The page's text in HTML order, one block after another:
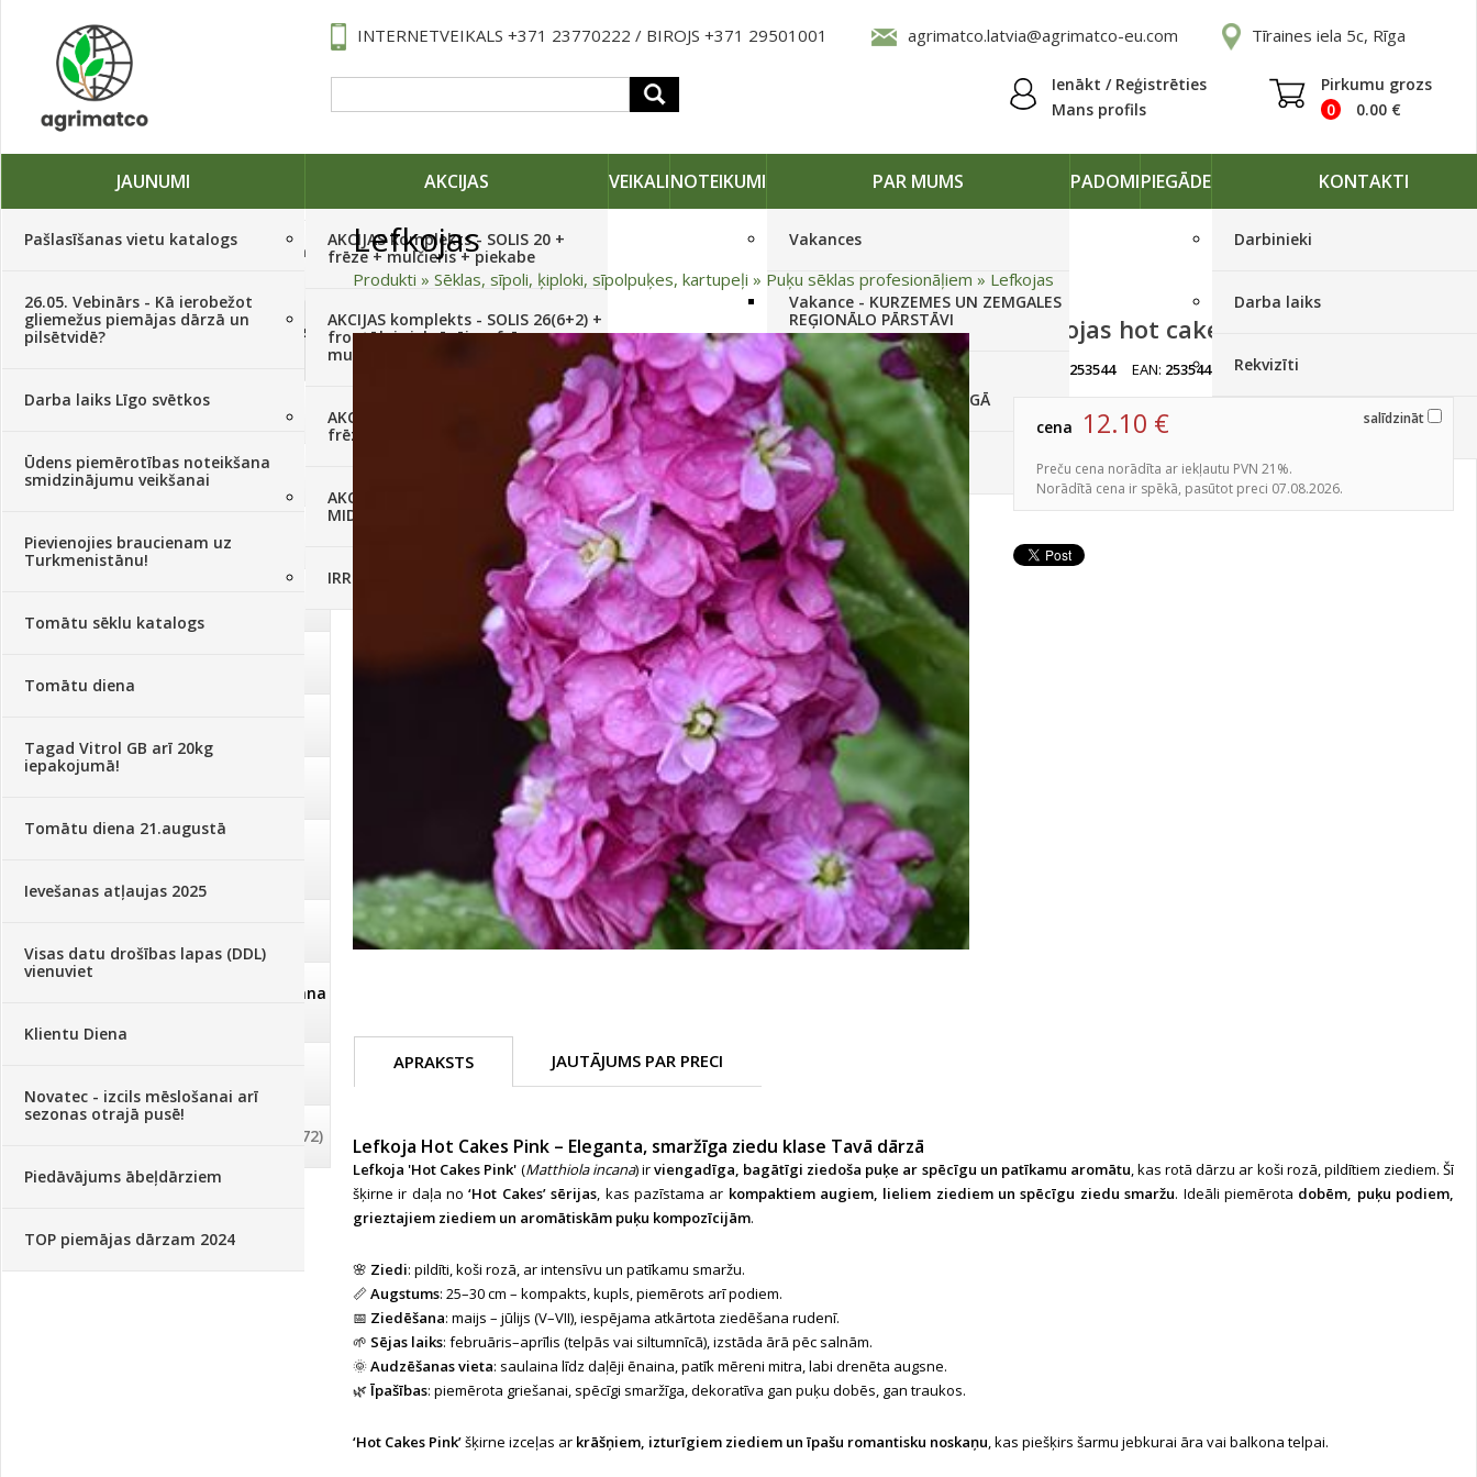
INTERNETVEIKALS +371 23770222 / BIROJS +371 29501001 agrimatco.latvia@agrimatco-eu.com Tīraines iela 5c, Rīga
Ienākt / Reģistrēties
Mans profils
Pirkumu grozs
0
0.00 €
JAUNUMI
Pašlasīšanas vietu katalogs
26.05. Vebinārs - Kā ierobežot
gliemežus piemājas dārzā un
pilsētvidē?
Darba laiks Līgo svētkos
Ūdens piemērotības noteikšana
smidzinājumu veikšanai
Pievienojies braucienam uz
Turkmenistānu!
Tomātu sēklu katalogs
Tomātu diena
Tagad Vitrol GB arī 20kg
iepakojumā!
Tomātu diena 21.augustā
Ievešanas atļaujas 2025
Visas datu drošības lapas (DDL)
vienuviet
Klientu Diena
Novatec - izcils mēslošanai arī
sezonas otrajā pusē!
Piedāvājums ābeļdārziem
TOP piemājas dārzam 2024
AKCIJAS
AKCIJAS komplekts - SOLIS 20 +
frēze + mulčieris + piekabe
AKCIJAS komplekts - SOLIS 26(6+2) +
frontālais iekrāvējs + frēze +
mulčieris + piekabe
AKCIJAS komplekts - SOLIS 26 HST +
frēze + mulčieris
AKCIJAS komplekts - SOLIS 26 HST +
MID MOWER + piekabe
IRRITEC Pilienlaistīšanas komplekti
VEIKALINOTEIKUMI PAR MUMS
Vakances
Vakance - KURZEMES UN ZEMGALES
REĢIONĀLO PĀRSTĀVI
Vakance - NOLIKTAVAS
STRĀDNIEKU VEIKALĀ RĪGĀ
Pieteikties jaunumiem
PADOMIPIEGĀDE KONTAKTI
Darbinieki
Darba laiks
Rekvizīti
Traktori, tehnika, rezerves daļas,
Sēklas, sīpoli, ķiploki, sīpolpuķes,
kartupeļi
Augu aizsardzība(366)
Mēslojumi(495)
Augsne, kūdra, mulča
Dezinfekcija, tīrīšana, mazgāšana
(72)
Lefkojas
Produkti » Sēklas, sīpoli, ķiploki, sīpolpuķes, kartupeļi » Puķu sēklas profesionāļiem » Lefkojas
Lefkojas hot cakes pink 500s
253544 EAN: 253544
salīdzināt
cena 12.10 €
Preču cena norādīta ar iekļautu PVN 21%.
Norādītā cena ir spēkā, pasūtot preci 07.08.2026.
APRAKSTS JAUTĀJUMS PAR PRECI
Lefkoja Hot Cakes Pink – Eleganta, smaržīga ziedu klase Tavā dārzā
Lefkoja 'Hot Cakes Pink' (Matthiola incana) irviengadīga, bagātīgi ziedoša puķe ar spēcīgu un patīkamu aromātu, kas rotā dārzu ar koši rozā, pildītiem ziediem. Šī
šķirne ir daļa no‘Hot Cakes’ sērijas, kas pazīstama ar kompaktiem augiem, lieliem ziediem un spēcīgu ziedu smaržu. Ideāli piemērota dobēm, puķu podiem,
grieztajiem ziediem un aromātiskām puķu kompozīcijām.
🌸 Ziedi: pildīti, koši rozā, ar intensīvu un patīkamu smaržu.
📏Augstums: 25–30 cm – kompakts, kupls, piemērots arī podiem.
📅 Ziedēšana: maijs – jūlijs (V–VII), iespējama atkārtota ziedēšana rudenī.
🌱 Sējas laiks: februāris–aprīlis (telpās vai siltumnīcā), izstāda ārā pēc salnām.
🌞Audzēšanas vieta: saulaina līdz daļēji ēnaina, patīk mēreni mitra, labi drenēta augsne.
🌿Īpašības: piemērota griešanai, spēcīgi smaržīga, dekoratīva gan puķu dobēs, gan traukos.
‘Hot Cakes Pink’šķirne izceļas ar krāšņiem, izturīgiem ziediem un īpašu romantisku noskaņu, kas piešķirs šarmu jebkurai āra vai balkona telpai.